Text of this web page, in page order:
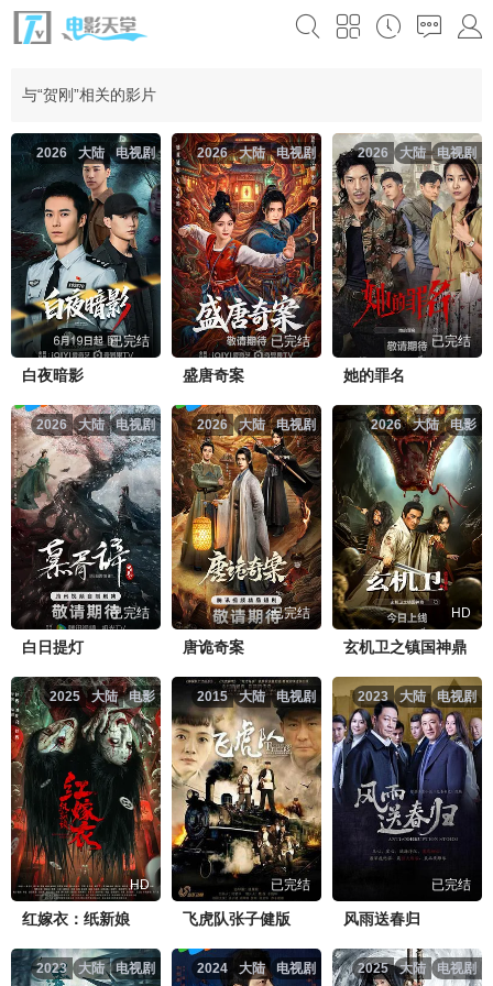
与“贺刚”相关的影片
电视剧
大陆
2026
已完结
白夜暗影
电视剧
大陆
2026
已完结
盛唐奇案
电视剧
大陆
2026
已完结
她的罪名
电视剧
大陆
2026
已完结
白日提灯
电视剧
大陆
2026
已完结
唐诡奇案
电影
大陆
2026
HD
玄机卫之镇国神鼎
电影
大陆
2025
HD
红嫁衣：纸新娘
电视剧
大陆
2015
已完结
飞虎队张子健版
电视剧
大陆
2023
已完结
风雨送春归
电视剧
大陆
2023 电视剧
大陆
2024 电视剧
大陆
2025